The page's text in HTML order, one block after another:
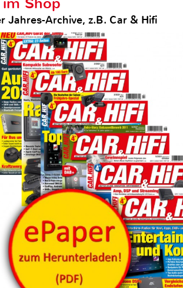
Jahres-Archive, z.B. Car & Hifi